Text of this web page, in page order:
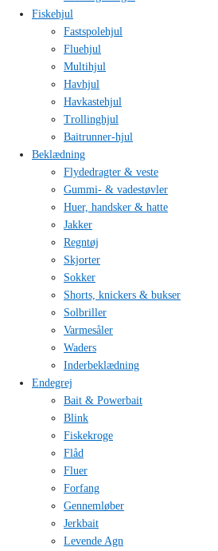
Fiskehjul
Fastspolehjul
Fluehjul
Multihjul
Havhjul
Havkastehjul
Trollinghjul
Baitrunner-hjul
Beklædning
Flydedragter & veste
Gummi- & vadestøvler
Huer, handsker & hatte
Jakker
Regntøj
Skjorter
Sokker
Shorts, knickers & bukser
Solbriller
Varmesåler
Waders
Inderbeklædning
Endegrej
Bait & Powerbait
Blink
Fiskekroge
Flåd
Fluer
Forfang
Gennemløber
Jerkbait
Levende Agn